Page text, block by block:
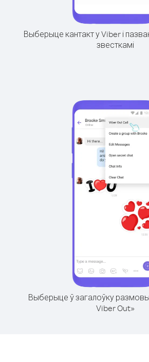
Выберыце кантакт у Viber і
звесткамі
Выберыце ў загалоўку размовы
Viber Out»